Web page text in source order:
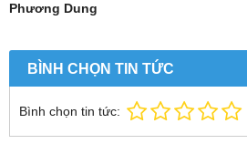
Phương Dung
BÌNH CHỌN TIN TỨC
Bình chọn tin tức: